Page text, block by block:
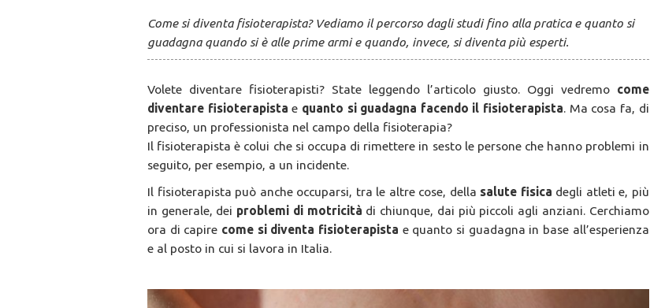
Come si diventa fisioterapista? Vediamo il percorso dagli studi fino alla pratica e quanto si
guadagna quando si è alle prime armi e quando, invece, si diventa più esperti.
Volete diventare fisioterapisti? State leggendo l’articolo giusto. Oggi vedremo come
diventare fisioterapista e quanto si guadagna facendo il fisioterapista. Ma cosa fa, di
preciso, un professionista nel campo della fisioterapia?
Il fisioterapista è colui che si occupa di rimettere in sesto le persone che hanno problemi in
seguito, per esempio, a un incidente.
Il fisioterapista può anche occuparsi, tra le altre cose, della salute fisica degli atleti e, più
in generale, dei problemi di motricità di chiunque, dai più piccoli agli anziani. Cerchiamo
ora di capire come si diventa fisioterapista e quanto si guadagna in base all’esperienza
e al posto in cui si lavora in Italia.